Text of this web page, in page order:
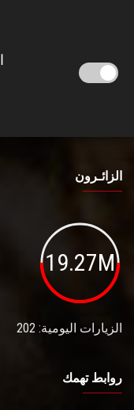
الزائـرون
19.27M
الزيارات اليومية: 202
روابط تهمك